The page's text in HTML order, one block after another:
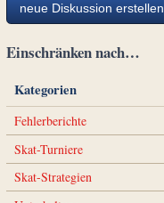
neue Diskussion erstellen
Einschränken nach…
Kategorien
Fehlerberichte
Skat-Turniere
Skat-Strategien